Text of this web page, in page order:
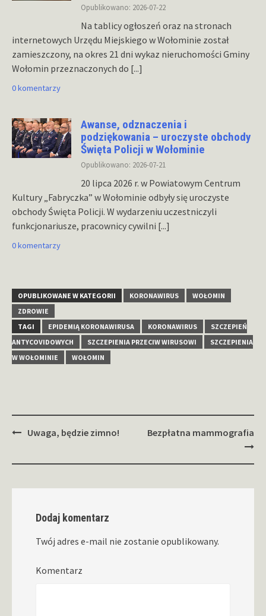
Opublikowano: 2026-07-22
Na tablicy ogłoszeń oraz na stronach
internetowych Urzędu Miejskiego w Wołominie został
zamieszczony, na okres 21 dni wykaz nieruchomości Gminy
Wołomin przeznaczonych do [...]
0 komentarzy
Awanse, odznaczenia i
podziękowania – uroczyste obchody
Święta Policji w Wołominie
Opublikowano: 2026-07-21
20 lipca 2026 r. w Powiatowym Centrum
Kultury „Fabryczka” w Wołominie odbyły się uroczyste
obchody Święta Policji. W wydarzeniu uczestniczyli
funkcjonariusze, pracownicy cywilni [...]
0 komentarzy
OPUBLIKOWANE W KATEGORII KORONAWIRUS
WOŁOMIN
ZDROWIE
TAGI
EPIDEMIĄ KORONAWIRUSA KORONAWIRUS
SZCZEPIEŃ
ANTYCOVIDOWYCH
SZCZEPIENIA PRZECIW WIRUSOWI
SZCZEPIENIA
W WOŁOMINIE
WOŁOMIN
Zobacz
Uwaga, będzie zimno! Bezpłatna mammografia
Dodaj komentarz
Twój adres e-mail nie zostanie opublikowany.
Komentarz